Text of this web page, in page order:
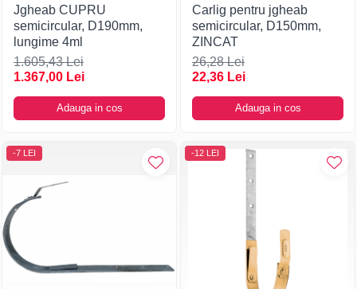
Jgheab CUPRU
semicircular, D190mm,
lungime 4ml
1.605,43 Lei
1.367,00 Lei
Adauga in cos
Carlig pentru jgheab
semicircular, D150mm,
ZINCAT
26,28 Lei
22,36 Lei
Adauga in cos
-7 LEI -12 LEI